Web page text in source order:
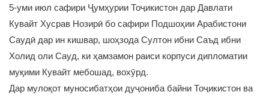
5-уми июл сафири Ҷумҳурии Тоҷикистон дар Давлати
Кувайт Хусрав Нозирӣ бо сафири Подшоҳии Арабистони
Саудӣ дар ин кишвар, шоҳзода Султон ибни Саъд ибни
Холид оли Сауд, ки ҳамзамон раиси корпуси дипломатии
муқими Кувайт мебошад, вохӯрд.
Дар мулоқот муносибатҳои дуҷониба байни Тоҷикистон ва